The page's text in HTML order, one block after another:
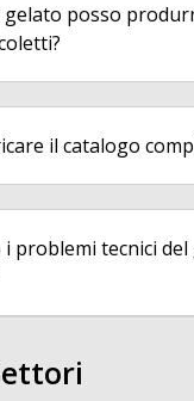
gelato posso
il catalogo
problemi tecnici del